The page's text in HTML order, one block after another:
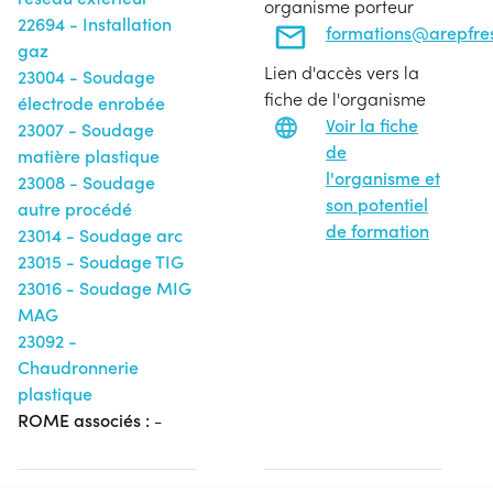
22694 - Installation
gaz
23004 - Soudage
électrode enrobée
23007 - Soudage
matière plastique
23008 - Soudage
autre procédé
23014 - Soudage arc
23015 - Soudage TIG
23016 - Soudage MIG
MAG
23092 -
Chaudronnerie
plastique
ROME associés : -
organisme porteur
Lien d'accès vers la
fiche de l'organisme
Voir la fiche
de
l'organisme et
son potentiel
de formation